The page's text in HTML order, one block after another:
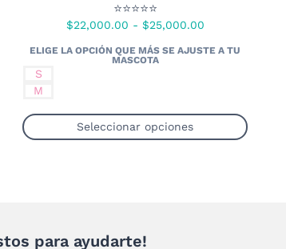
⭐⭐⭐⭐⭐
$22,000.00 - $25,000.00Rango
$25,000.00
S
M
Seleccionar opciones
Las
para ayudarte!